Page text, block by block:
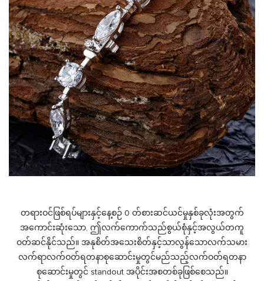
တရားဝင်ဖြစ်ရပ်များနှင့်နေ့စဉ် 0 တ်စားဆင်ယင်မှုနှစ်ခုလုံးအတွက်
အကောင်းဆုံးသော, ဤလက်ကောက်သည်စွယ်စုံနှင့်အလွယ်တကူ
ဝတ်ဆင်နိုင်သည်။ အနုစိတ်အသေးစိတ်နှင့်သာလွန်သောလက်သမား
လက်ရာလက်ဝတ်ရတနာစုဆောင်းမှုတွင်မည်သည့်လက်ဝတ်ရတနာ
စုဆောင်းမှုတွင် standout အပိုင်းအစတစ်ခုဖြစ်စေသည်။